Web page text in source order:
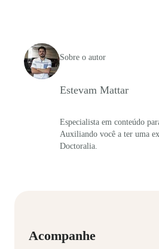
Sobre o autor
Estevam Mattar
Especialista em conteúdo
Auxiliando você a ter uma
Doctoralia.
Acompanhe